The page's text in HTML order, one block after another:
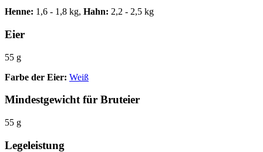
Henne: 1,6 - 1,8 kg, Hahn: 2,2 - 2,5 kg
Eier
55 g
Farbe der Eier: Weiß
Mindestgewicht für Bruteier
55 g
Legeleistung